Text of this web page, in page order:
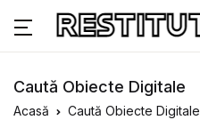
Caută Obiecte Digitale
Acasă Caută Obiecte Digitale